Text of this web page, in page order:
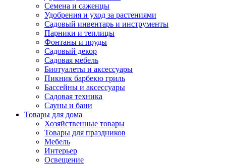
Семена и саженцы
Удобрения и уход за растениями
Садовый инвентарь и инструменты
Парники и теплицы
Фонтаны и пруды
Садовый декор
Садовая мебель
Биотуалеты и аксессуары
Пикник барбекю гриль
Бассейны и аксессуары
Садовая техника
Сауны и бани
Товары для дома
Хозяйственные товары
Товары для праздников
Мебель
Интерьер
Освещение